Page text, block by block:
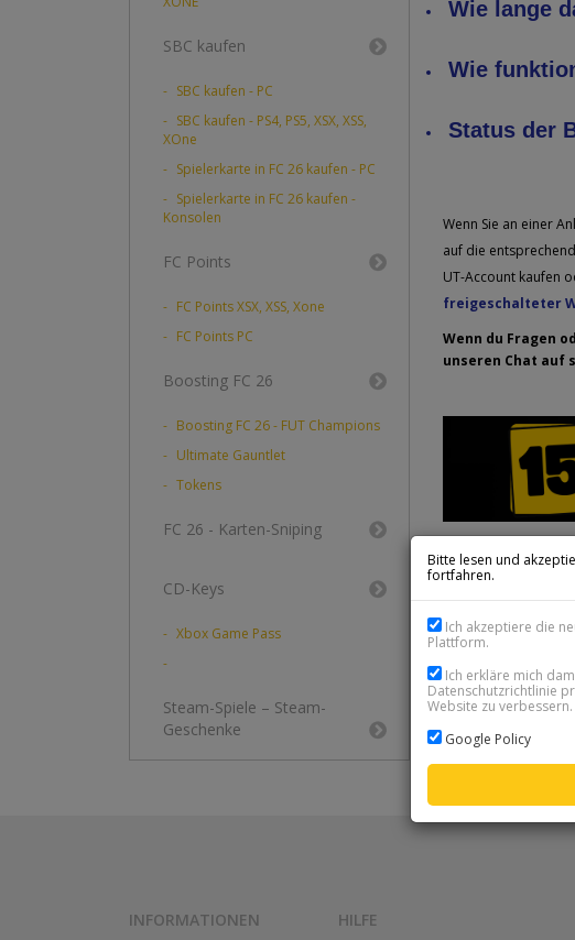
SBC kaufen
SBC kaufen - PC
SBC kaufen - PS4, PS5, XSX, XSS,
XOne
Spielerkarte in FC 26 kaufen - PC
Spielerkarte in FC 26 kaufen -
Konsolen
FC Points
FC Points XSX, XSS, Xone
FC Points PC
Boosting FC 26
Boosting FC 26 - FUT Champions
Ultimate Gauntlet
Tokens
FC 26 - Karten-Sniping
CD-Keys
Xbox Game Pass
Steam-Spiele – Steam-
Geschenke
Wie lange
Wie
Status der
Wenn Sie an einer
auf die
UT-Account kaufen
freigeschalteter
Wenn du Fragen
unseren Chat auf
INFORMATIONEN HILFE
Bitte lesen und
fortfahren.
Ich akzeptiere die
Plattform.
Ich erkläre mich
Datenschutzrichtlinie
Website zu verbessern.
Google Policy